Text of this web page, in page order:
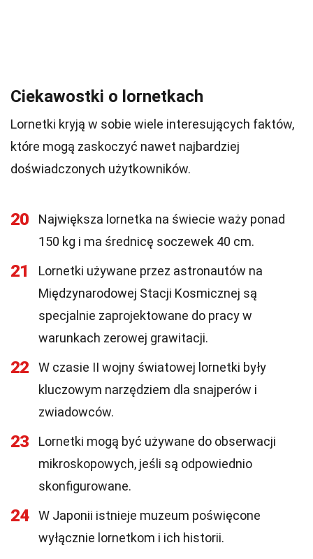
Ciekawostki o lornetkach
Lornetki kryją w sobie wiele interesujących faktów,
które mogą zaskoczyć nawet najbardziej
doświadczonych użytkowników.
20
Największa lornetka na świecie waży ponad
150 kg i ma średnicę soczewek 40 cm.
21
Lornetki używane przez astronautów na
Międzynarodowej Stacji Kosmicznej są
specjalnie zaprojektowane do pracy w
warunkach zerowej grawitacji.
22
W czasie II wojny światowej lornetki były
kluczowym narzędziem dla snajperów i
zwiadowców.
23
Lornetki mogą być używane do obserwacji
mikroskopowych, jeśli są odpowiednio
skonfigurowane.
24
W Japonii istnieje muzeum poświęcone
wyłącznie lornetkom i ich historii.